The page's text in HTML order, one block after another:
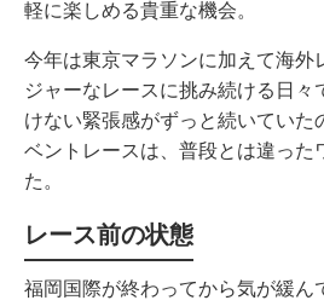
軽に楽しめる貴重な機会。
今年は東京マラソンに加えて海外
ジャーなレースに挑み続ける日々
けない緊張感がずっと続いていた
ベントレースは、普段とは違った
た。
レース前の状態
福岡国際が終わってから気が緩ん